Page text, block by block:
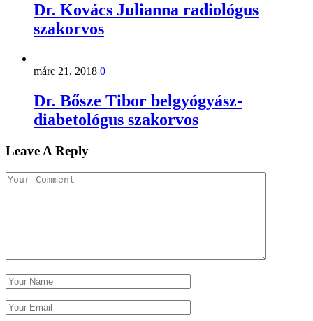
Dr. Kovács Julianna radiológus
szakorvos
márc 21, 2018 0
Dr. Bősze Tibor belgyógyász-
diabetológus szakorvos
Leave A Reply